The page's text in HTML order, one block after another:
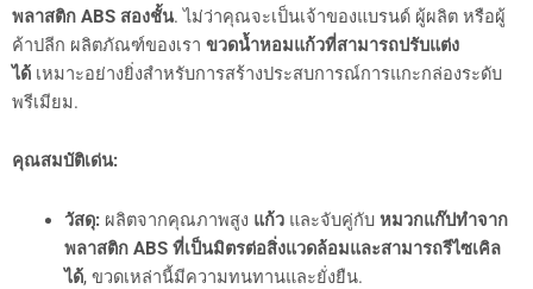
พลาสติก ABS สองชั้น. ไม่ว่าคุณจะเป็นเจ้าของแบรนด์ ผู้ผลิต หรือผู้
ค้าปลีก ผลิตภัณฑ์ของเรา ขวดน้ำหอมแก้วที่สามารถปรับแต่ง
ได้ เหมาะอย่างยิ่งสำหรับการสร้างประสบการณ์การแกะกล่องระดับ
พรีเมียม.
คุณสมบัติเด่น:
วัสดุ:ผลิตจากคุณภาพสูง แก้วและจับคู่กับ หมวกแก๊ปทำจาก
พลาสติก ABS ที่เป็นมิตรต่อสิ่งแวดล้อมและสามารถรีไซเคิล
ได้, ขวดเหล่านี้มีความทนทานและยั่งยืน.